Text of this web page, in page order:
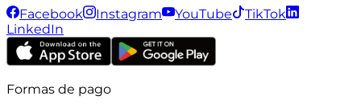
Facebook
Instagram YouTube
TikTok
LinkedIn
Formas de pago